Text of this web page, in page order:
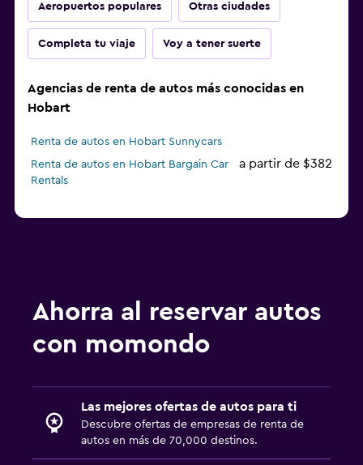
Aeropuertos populares Otras ciudades
Completa tu viaje Voy a tener suerte
Agencias de renta de autos más conocidas en
Hobart
Renta de autos en Hobart Sunnycars
Renta de autos en Hobart Bargain Car
Rentals
a partir de $382
Ahorra al reservar autos
con momondo
Las mejores ofertas de autos para ti
Descubre ofertas de empresas de renta de
autos en más de 70,000 destinos.